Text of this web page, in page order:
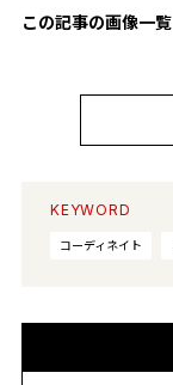
この記事の画像一覧
KEYWORD
コーディネイト